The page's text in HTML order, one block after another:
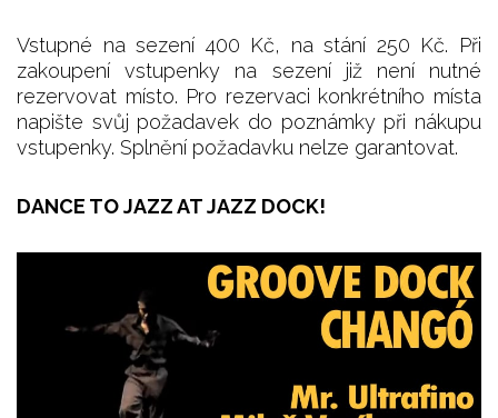
Vstupné na sezení 400 Kč, na stání 250 Kč. Při
zakoupení vstupenky na sezení již není nutné
rezervovat místo. Pro rezervaci konkrétního místa
napište svůj požadavek do poznámky při nákupu
vstupenky. Splnění požadavku nelze garantovat.
DANCE TO JAZZ AT JAZZ DOCK!